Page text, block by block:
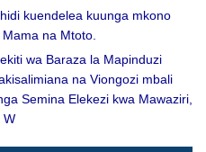
kuendelea kuunga mkono
na Mtoto.
wa Baraza la Mapinduzi
na Viongozi mbali
Semina Elekezi kwa Mawaziri,
W